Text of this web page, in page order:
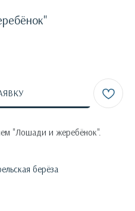
"Лошади и жеребёнок".
берёза